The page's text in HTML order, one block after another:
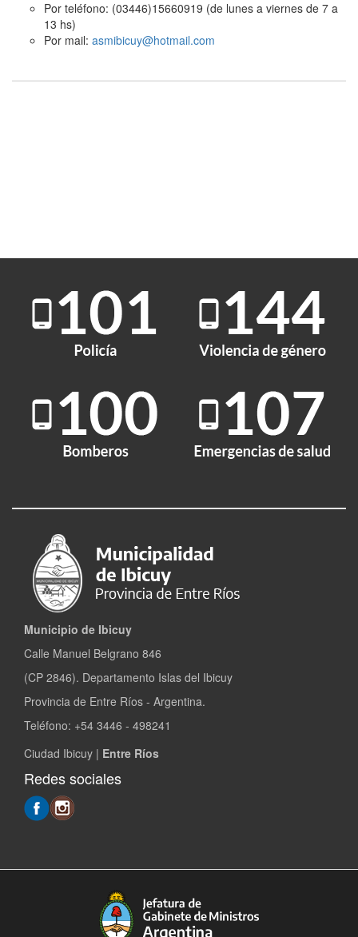
Por teléfono: (03446)15660919 (de lunes a viernes de 7 a
13 hs)
Por mail: asmibicuy@hotmail.com
Municipio de Ibicuy
Calle Manuel Belgrano 846
(CP 2846). Departamento Islas del Ibicuy
Provincia de Entre Ríos - Argentina.
Teléfono: +54 3446 - 498241
Ciudad Ibicuy | Entre Ríos
Redes sociales